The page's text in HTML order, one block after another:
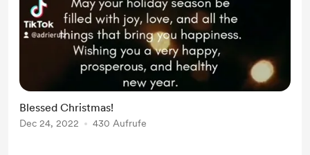
Blessed Christmas!
Dec 24, 2022 430 Aufrufe